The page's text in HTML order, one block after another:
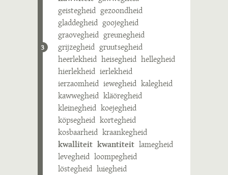
3
geistegheid gezoondheid
gladdegheid goojegheid
graovegheid greunegheid
grijzegheid gruutsegheid
heerlekheid heisegheid hellegheid
hierlekheid ierlekheid
ierzaomheid iewegheid kalegheid
kawwegheid kläöregheid
kleinegheid koejegheid
köpsegheid kortegheid
kosbaarheid kraankegheid
kwalliteit kwantiteit lamegheid
levegheid loompegheid
löstegheid luiegheid